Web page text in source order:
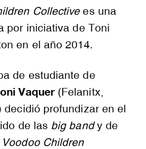
Collectivees una
por iniciativa de Toni
en el año 2014.
de estudiante de
Vaquer(Felanitx,
decidió profundizar en el
de las big bandy de
Voodoo Children